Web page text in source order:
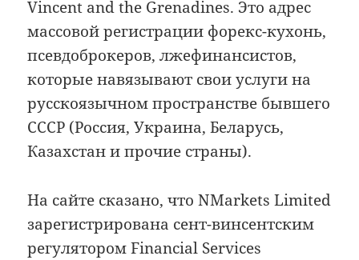
Vincent and the Grenadines. Это адрес
массовой регистрации форекс-кухонь,
псевдоброкеров, лжефинансистов,
которые навязывают свои услуги на
русскоязычном пространстве бывшего
СССР (Россия, Украина, Беларусь,
Казахстан и прочие страны).
На сайте сказано, что NMarkets Limited
зарегистрирована сент-винсентским
регулятором Financial Services